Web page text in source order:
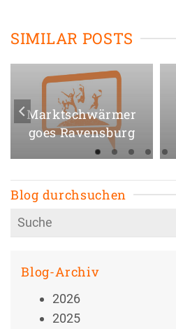
SIMILAR POSTS
Marktschwärmer
goes Ravensburg
Blog durchsuchen
Search
for:
Blog-Archiv
2026
2025